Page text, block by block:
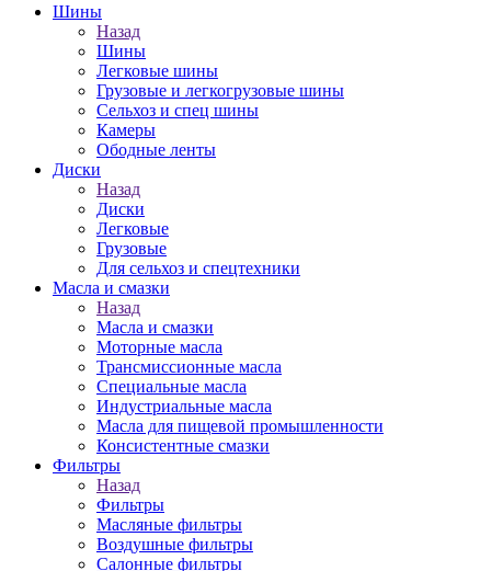
Шины
Назад
Шины
Легковые шины
Грузовые и легкогрузовые шины
Сельхоз и спец шины
Камеры
Ободные ленты
Диски
Назад
Диски
Легковые
Грузовые
Для сельхоз и спецтехники
Масла и смазки
Назад
Масла и смазки
Моторные масла
Трансмиссионные масла
Специальные масла
Индустриальные масла
Масла для пищевой промышленности
Консистентные смазки
Фильтры
Назад
Фильтры
Масляные фильтры
Воздушные фильтры
Салонные фильтры